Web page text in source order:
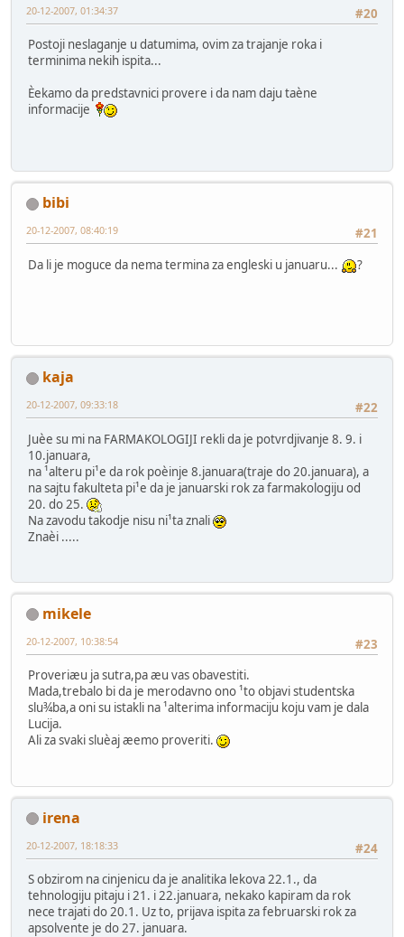
#20
20-12-2007, 01:34:37
Postoji neslaganje u datumima, ovim za trajanje roka i
terminima nekih ispita...
Èekamo da predstavnici provere i da nam daju taène
informacije
bibi
#21
20-12-2007, 08:40:19
Da li je moguce da nema termina za engleski u januaru... ?
kaja
#22
20-12-2007, 09:33:18
Juèe su mi na FARMAKOLOGIJI rekli da je potvrdjivanje 8. 9. i
10.januara,
na ¹alteru pi¹e da rok poèinje 8.januara(traje do 20.januara), a
na sajtu fakulteta pi¹e da je januarski rok za farmakologiju od
20. do 25.
Na zavodu takodje nisu ni¹ta znali
Znaèi .....
mikele
#23
20-12-2007, 10:38:54
Proveriæu ja sutra,pa æu vas obavestiti.
Mada,trebalo bi da je merodavno ono ¹to objavi studentska
slu¾ba,a oni su istakli na ¹alterima informaciju koju vam je dala
Lucija.
Ali za svaki sluèaj æemo proveriti.
irena
#24
20-12-2007, 18:18:33
S obzirom na cinjenicu da je analitika lekova 22.1., da
tehnologiju pitaju i 21. i 22.januara, nekako kapiram da rok
nece trajati do 20.1. Uz to, prijava ispita za februarski rok za
apsolvente je do 27. januara.